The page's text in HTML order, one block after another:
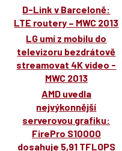
D-Link v Barceloně:
LTE routery – MWC 2013
LG umí z mobilu do
televizoru bezdrátově
streamovat 4K video -
MWC 2013
AMD uvedla
nejvýkonnější
serverovou grafiku:
FirePro S10000
dosahuje 5,91 TFLOPS